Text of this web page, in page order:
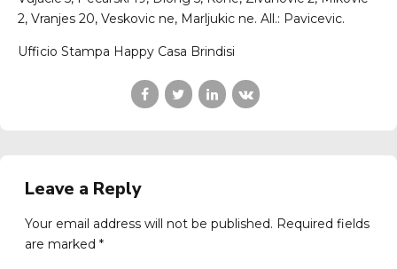
2, Vranjes 20, Veskovic ne, Marljukic ne. All.: Pavicevic.
Ufficio Stampa Happy Casa Brindisi
Leave a Reply
Your email address will not be published. Required fields
are marked *